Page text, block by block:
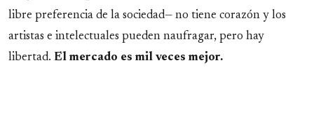
libre preferencia de la sociedad— no tiene corazón y los
artistas e intelectuales pueden naufragar, pero hay
libertad. El mercado es mil veces mejor.